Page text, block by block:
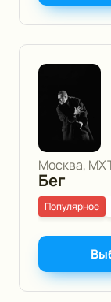
Москва,
Бег
Популярное